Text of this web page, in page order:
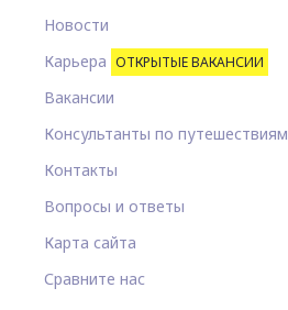
Новости
Карьера ОТКРЫТЫЕ ВАКАНСИИ
Вакансии
Консультанты по путешествиям
Контакты
Вопросы и ответы
Карта сайта
Сравните нас